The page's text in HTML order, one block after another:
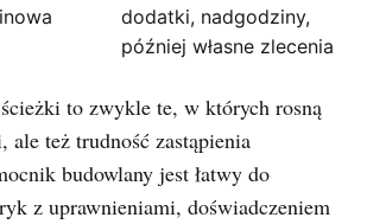
dodatki, nadgodziny,
później własne zlecenia
to zwykle te, w których rosną
ale też trudność zastąpienia
budowlany jest łatwy do
z uprawnieniami, doświadczeniem